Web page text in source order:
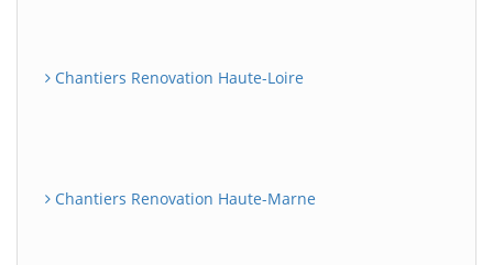
Chantiers Renovation Haute-Loire
Chantiers Renovation Haute-Marne